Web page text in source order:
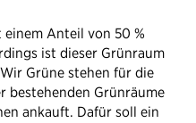
Anteil von 50 %
ist dieser Grünraum
Grüne stehen für die
bestehenden Grünräume
ankauft. Dafür soll ein